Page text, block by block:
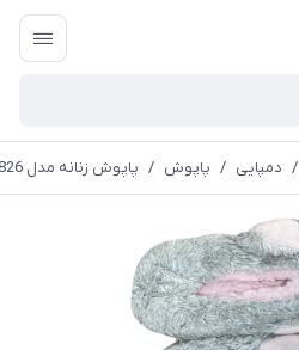
/ دمپایی / پاپوش / پاپوش زنانه مدل PA826